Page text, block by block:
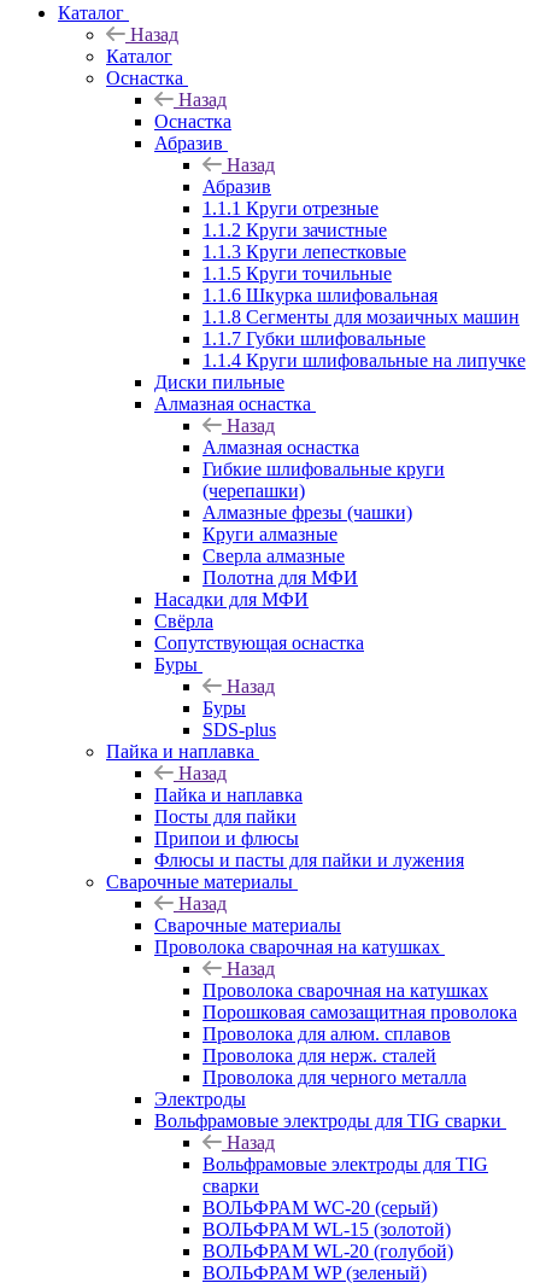
Каталог
Назад
Каталог
Оснастка
Назад
Оснастка
Абразив
Назад
Абразив
1.1.1 Круги отрезные
1.1.2 Круги зачистные
1.1.3 Круги лепестковые
1.1.5 Круги точильные
1.1.6 Шкурка шлифовальная
1.1.8 Сегменты для мозаичных машин
1.1.7 Губки шлифовальные
1.1.4 Круги шлифовальные на липучке
Диски пильные
Алмазная оснастка
Назад
Алмазная оснастка
Гибкие шлифовальные круги
(черепашки)
Алмазные фрезы (чашки)
Круги алмазные
Сверла алмазные
Полотна для МФИ
Насадки для МФИ
Свёрла
Сопутствующая оснастка
Буры
Назад
Буры
SDS-plus
Пайка и наплавка
Назад
Пайка и наплавка
Посты для пайки
Припои и флюсы
Флюсы и пасты для пайки и лужения
Сварочные материалы
Назад
Сварочные материалы
Проволока сварочная на катушках
Назад
Проволока сварочная на катушках
Порошковая самозащитная проволока
Проволока для алюм. сплавов
Проволока для нерж. сталей
Проволока для черного металла
Электроды
Вольфрамовые электроды для TIG сварки
Назад
Вольфрамовые электроды для TIG
сварки
ВОЛЬФРАМ WC-20 (серый)
ВОЛЬФРАМ WL-15 (золотой)
ВОЛЬФРАМ WL-20 (голубой)
ВОЛЬФРАМ WP (зеленый)